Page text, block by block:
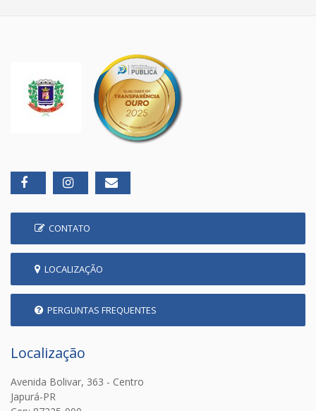
CONTATO
LOCALIZAÇÃO
PERGUNTAS FREQUENTES
Localização
Avenida Bolivar, 363 - Centro
Japurá-PR